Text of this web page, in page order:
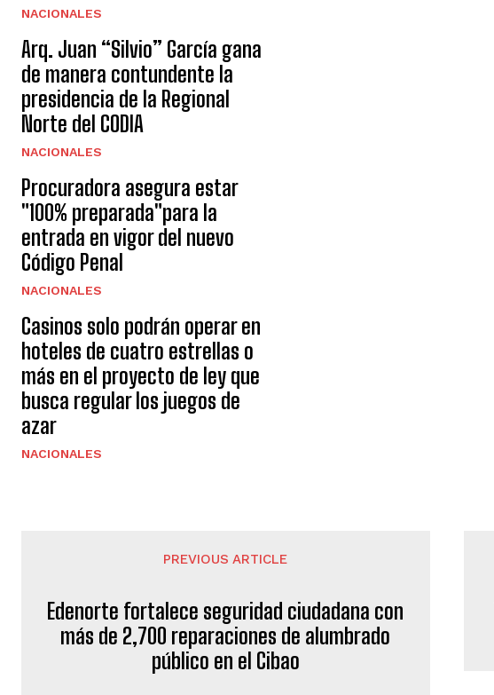
NACIONALES
Arq. Juan “Silvio” García gana
de manera contundente la
presidencia de la Regional
Norte del CODIA
NACIONALES
Procuradora asegura estar
"100% preparada"para la
entrada en vigor del nuevo
Código Penal
NACIONALES
Casinos solo podrán operar en
hoteles de cuatro estrellas o
más en el proyecto de ley que
busca regular los juegos de
azar
NACIONALES
PREVIOUS ARTICLE
Edenorte fortalece seguridad ciudadana con
más de 2,700 reparaciones de alumbrado
público en el Cibao